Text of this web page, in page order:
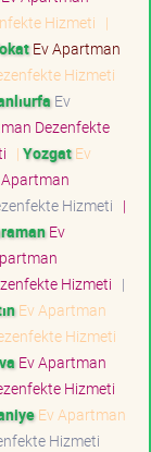
Hizmeti |
Ev Apartman
Hizmeti
Ev
Dezenfekte
| YozgatEv
Hizmeti |
Ev
Hizmeti |
Ev Apartman
Hizmeti
Ev Apartman
Hizmeti
Ev Apartman
Hizmeti